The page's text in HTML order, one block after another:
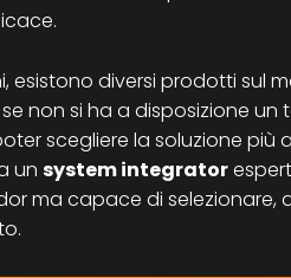
esistono diversi prodotti sul
non si ha a disposizione
scegliere la soluzione più
un system integrator
ma capace di selezionare,